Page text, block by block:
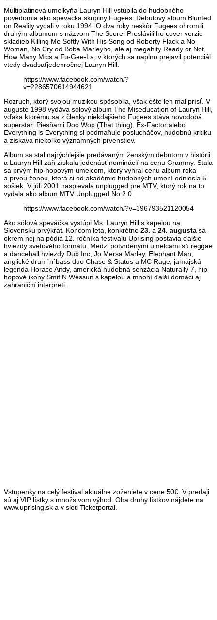
Multiplatinová umelkyňa Lauryn Hill vstúpila do hudobného
povedomia ako speváčka skupiny Fugees. Debutový album Blunted
on Reality vydali v roku 1994. O dva roky neskôr Fugees ohromili
druhým albumom s názvom The Score. Preslávili ho cover verzie
skladieb Killing Me Softly With His Song od Roberty Flack a No
Woman, No Cry od Boba Marleyho, ale aj megahity Ready or Not,
How Many Mics a Fu-Gee-La, v ktorých sa naplno prejavil potenciál
vtedy dvadsaťjedenročnej Lauryn Hill.
https://www.facebook.com/watch/?
v=2286570614944621
Rozruch, ktorý svojou muzikou spôsobila, však ešte len mal prísť. V
auguste 1998 vydáva sólový album The Miseducation of Lauryn Hill,
vďaka ktorému sa z členky niekdajšieho Fugees stáva novodobá
superstar. Piesňami Doo Wop (That thing), Ex-Factor alebo
Everything is Everything si podmaňuje poslucháčov, hudobnú kritiku
a získava niekoľko významných prvenstiev.
Album sa stal najrýchlejšie predávaným ženským debutom v histórii
a Lauryn Hill zaň získala jedenásť nominácií na cenu Grammy. Stala
sa prvým hip-hopovým umelcom, ktorý vyhral cenu album roka
a prvou ženou, ktorá si od akadémie hudobných umení odniesla 5
sošiek. V júli 2001 naspievala unplugged pre MTV, ktorý rok na to
vydala ako album MTV Unplugged No 2.0.
https://www.facebook.com/watch/?v=396793521120054
Ako sólová speváčka vystúpi Ms. Lauryn Hill s kapelou na
Slovensku prvýkrát. Koncom leta, konkrétne 23. a 24. augusta sa
okrem nej na pódiá 12. ročníka festivalu Uprising postavia ďalšie
hviezdy svetového formátu. Medzi potvrdenými umelcami sú reggae
a dancehall hviezdy Dub Inc, Jo Mersa Marley, Elephant Man,
anglické drum´n´bass duo Chase & Status a MC Rage, jamajská
legenda Horace Andy, americká hudobná senzácia Naturally 7, hip-
hopové ikony Smif N Wessun s kapelou a mnohí ďalší domáci aj
zahraniční interpreti.
Vstupenky na celý festival aktuálne zoženiete v cene 50€. V predaji
sú aj VIP lístky s množstvom výhod. Oba druhy lístkov nájdete na
www.uprising.sk a v sieti Ticketportal.